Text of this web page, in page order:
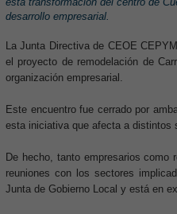
desarrollo empresarial.
La Junta Directiva de CEOE
el proyecto de remodelación de
organización empresarial.
Este encuentro fue cerrado por
esta iniciativa que afecta a distintos
De hecho, tanto empresarios como
reuniones con los sectores
Junta de Gobierno Local y está en